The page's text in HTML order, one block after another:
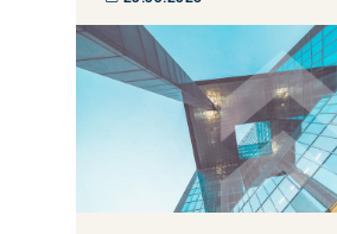
DÉCOUVRIR MAINTENANT